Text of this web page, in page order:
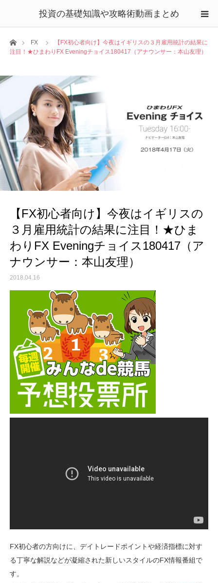
投資の基礎知識や攻略術動画まとめ
ホームFX
【FX初心者向け】今夜はイギリスの３月雇用統計の結果に
注目！★ひまわりFX Eveningチョイス180417（アナウンサー：本山友理）
【FX初心者向け】今夜はイギリスの
３月雇用統計の結果に注目！★ひま
わりFX Eveningチョイス180417（ア
ナウンサー：本山友理）
2018.04.16
FX初心者の方向けに、デイトレードポイントや経済指標に対す
る丁寧な解説などが凝縮された新しいスタイルのFX情報番組で
す。